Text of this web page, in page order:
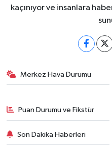
kaçınıyor ve insanlara
Merkez Hava Durumu
Puan Durumu ve Fikstür
Son Dakika Haberleri